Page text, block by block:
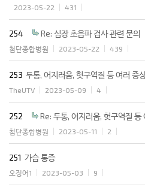
2023-05-22
431
254 Re: 심장 초음파 검사 관련 문의
첨단종합병원 2023-05-22 439
253 두통, 어지러움, 헛구역질 등 여러 증
TheUTV 2023-05-09 4
252 Re: 두통, 어지러움, 헛구역질 등
첨단종합병원 2023-05-11 2
251 가슴 통증
오징어1 2023-05-03 9